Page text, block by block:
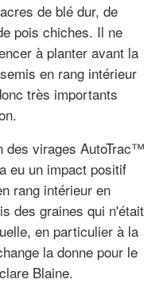
de blé dur, de
pois chiches. Il ne
à planter avant la
en rang intérieur
très importants
des virages AutoTrac™
eu un impact positif
rang intérieur en
des graines qui n'était
en particulier à la
la donne pour le
Blaine.